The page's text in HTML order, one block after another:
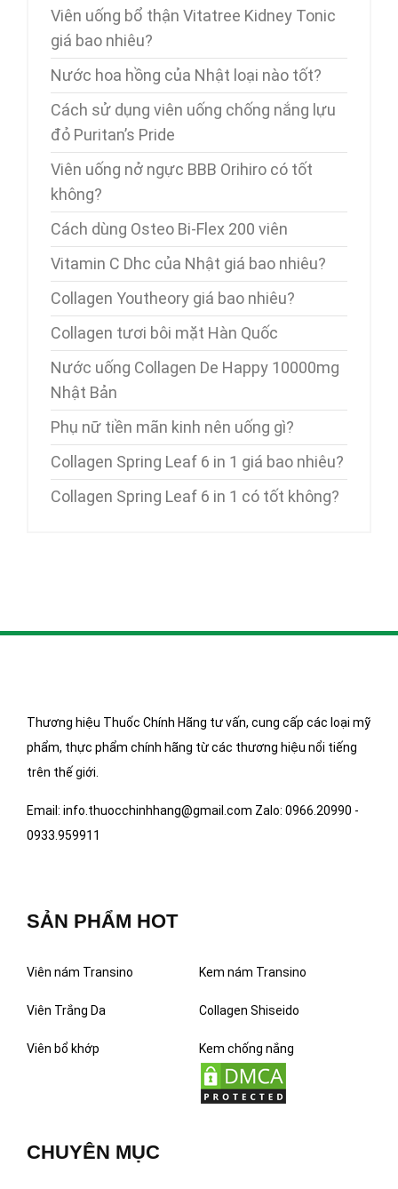
Viên uống bổ thận Vitatree Kidney Tonic
giá bao nhiêu?
Nước hoa hồng của Nhật loại nào tốt?
Cách sử dụng viên uống chống nắng lựu
đỏ Puritan’s Pride
Viên uống nở ngực BBB Orihiro có tốt
không?
Cách dùng Osteo Bi-Flex 200 viên
Vitamin C Dhc của Nhật giá bao nhiêu?
Collagen Youtheory giá bao nhiêu?
Collagen tươi bôi mặt Hàn Quốc
Nước uống Collagen De Happy 10000mg
Nhật Bản
Phụ nữ tiền mãn kinh nên uống gì?
Collagen Spring Leaf 6 in 1 giá bao nhiêu?
Collagen Spring Leaf 6 in 1 có tốt không?
Thương hiệu Thuốc Chính Hãng tư vấn, cung cấp các loại mỹ
phẩm, thực phẩm chính hãng từ các thương hiệu nổi tiếng
trên thế giới.
Email: info.thuocchinhhang@gmail.com Zalo: 0966.20990 -
0933.959911
SẢN PHẨM HOT
Viên nám Transino Kem nám Transino
Viên Trắng Da Collagen Shiseido
Viên bổ khớp Kem chống nắng
CHUYÊN MỤC